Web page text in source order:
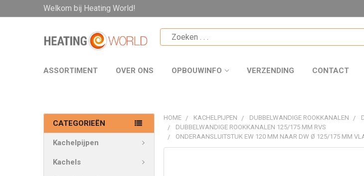
Welkom bij Heating World!
ASSORTIMENT OVER ONS OPBOUWINFO VERZENDING CONTACT
CATEGORIEËN
Kachelpijpen
Kachels
HOME KACHELPIJPEN DUBBELWANDIGE ROOKKANALEN
DUBBELWANDIGE ROOKKANALEN 125/175 MM RVS
ONDERAANSLUITSTUK EW 120 MM NAAR DW Ø 125/175 MM